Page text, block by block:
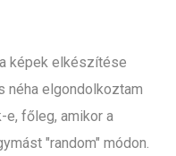
képek elkészítése
néha elgondolkoztam
e, főleg, amikor a
"random" módon.